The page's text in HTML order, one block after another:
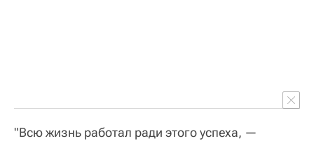
"Всю жизнь работал ради этого успеха, —